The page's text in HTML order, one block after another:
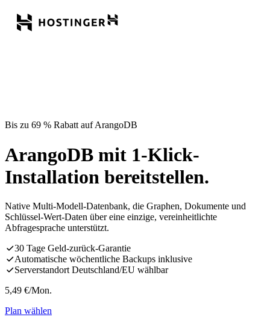
Bis zu 69 % Rabatt auf ArangoDB
ArangoDB mit 1-Klick-
Installation bereitstellen.
Native Multi-Modell-Datenbank, die Graphen, Dokumente und
Schlüssel-Wert-Daten über eine einzige, vereinheitlichte
Abfragesprache unterstützt.
30 Tage Geld-zurück-Garantie
Automatische wöchentliche Backups inklusive
Serverstandort Deutschland/EU wählbar
5,49 €/Mon.
Plan wählen